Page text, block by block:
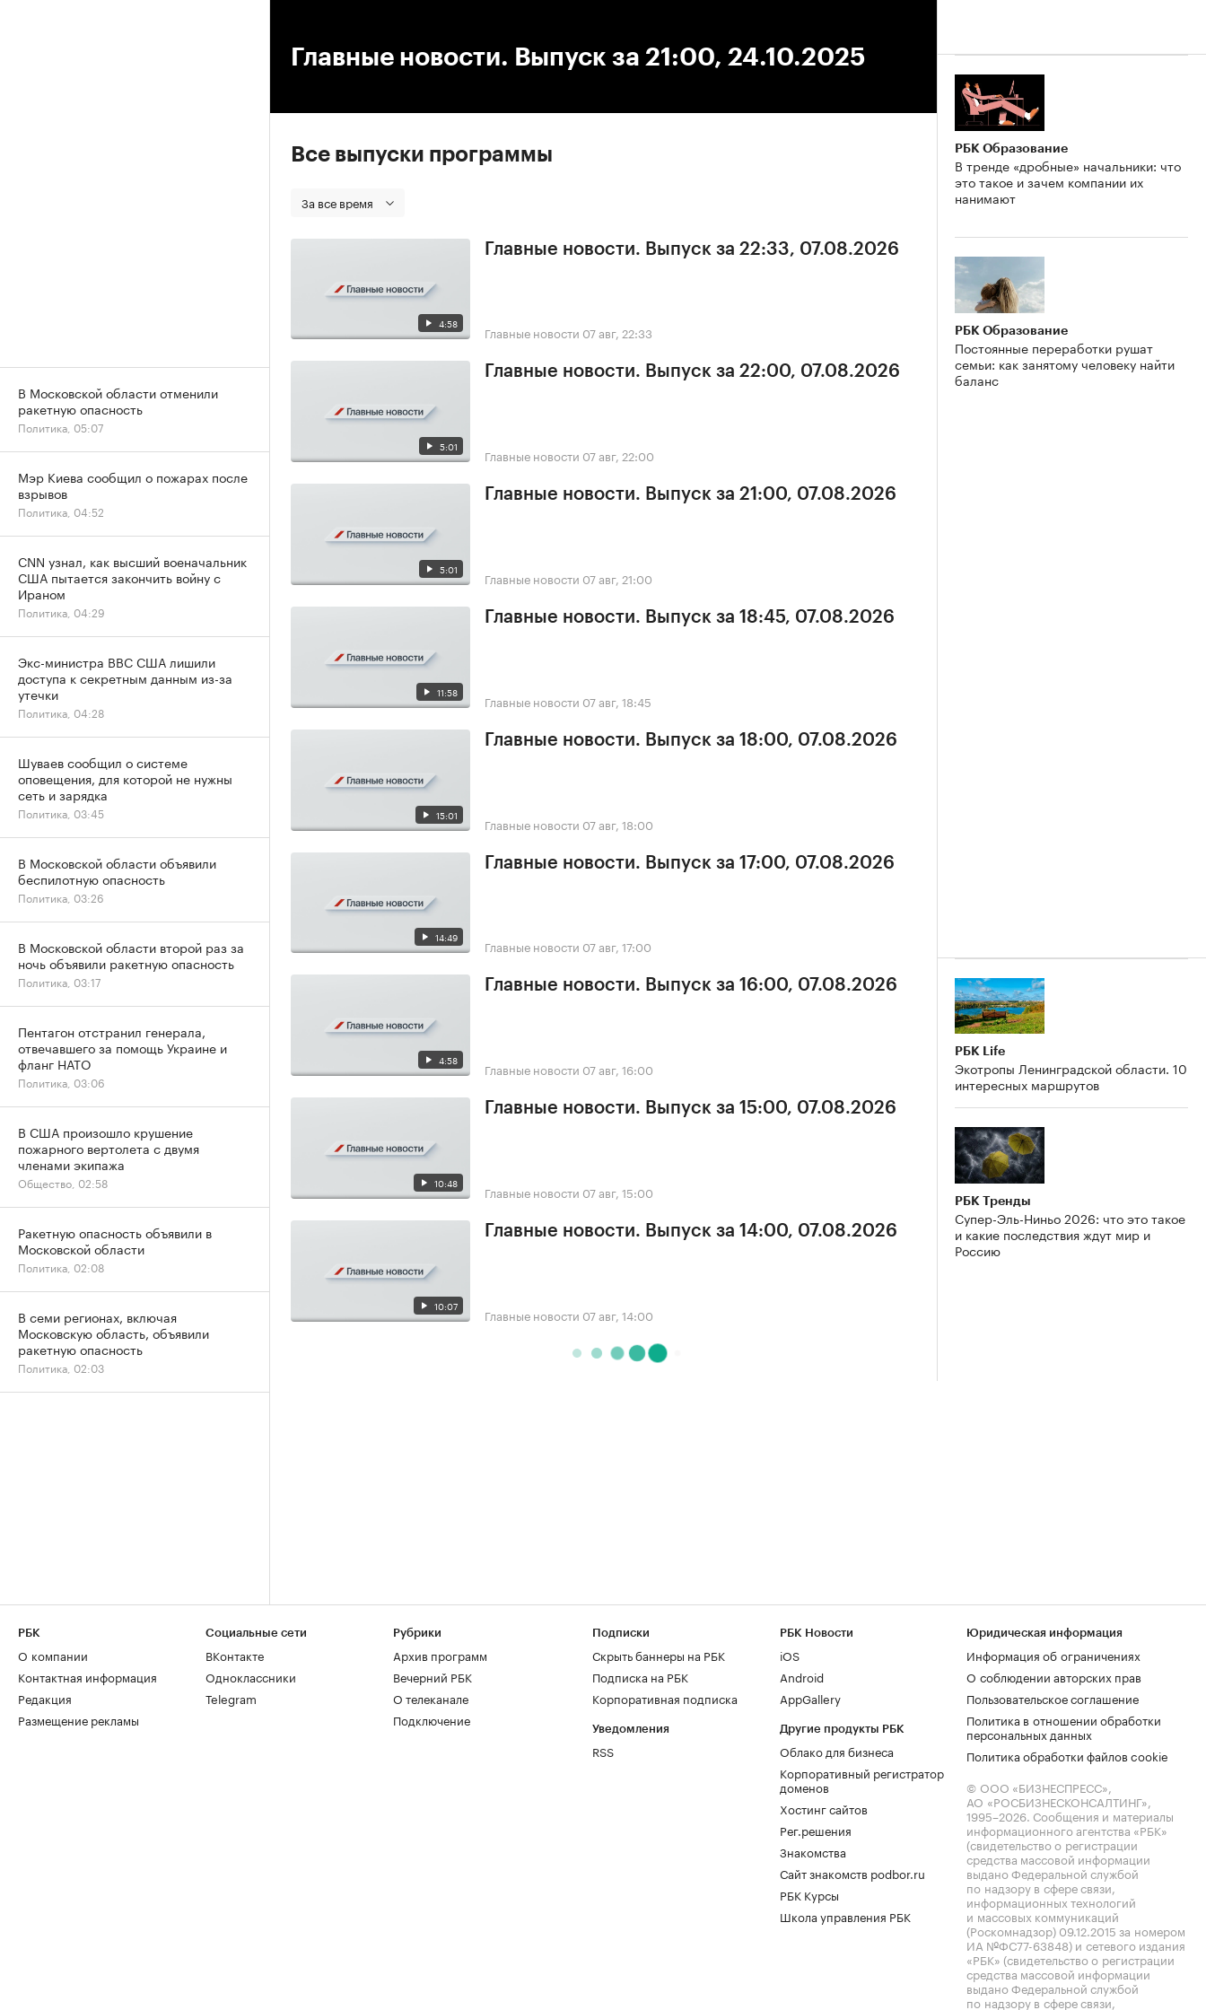
Главные новости. Выпуск за 21:00, 24.10.2025
Все выпуски программы
За все время
4:58
Главные новости. Выпуск за 22:33, 07.08.2026
Главные новости 07 авг, 22:33
5:01
Главные новости. Выпуск за 22:00, 07.08.2026
Главные новости 07 авг, 22:00
5:01
Главные новости. Выпуск за 21:00, 07.08.2026
Главные новости 07 авг, 21:00
11:58
Главные новости. Выпуск за 18:45, 07.08.2026
Главные новости 07 авг, 18:45
15:01
Главные новости. Выпуск за 18:00, 07.08.2026
Главные новости 07 авг, 18:00
14:49
Главные новости. Выпуск за 17:00, 07.08.2026
Главные новости 07 авг, 17:00
4:58
Главные новости. Выпуск за 16:00, 07.08.2026
Главные новости 07 авг, 16:00
10:48
Главные новости. Выпуск за 15:00, 07.08.2026
Главные новости 07 авг, 15:00
10:07
Главные новости. Выпуск за 14:00, 07.08.2026
Главные новости 07 авг, 14:00
РБК Образование
В тренде «дробные» начальники: что
это такое и зачем компании их
нанимают
РБК Образование
Постоянные переработки рушат
семьи: как занятому человеку найти
баланс
РБК Life
Экотропы Ленинградской области. 10
интересных маршрутов
РБК Тренды
Супер-Эль-Ниньо 2026: что это такое
и какие последствия ждут мир и
Россию
В Московской области отменили
ракетную опасность
Политика, 05:07
Мэр Киева сообщил о пожарах после
взрывов
Политика, 04:52
CNN узнал, как высший военачальник
США пытается закончить войну с
Ираном
Политика, 04:29
Экс-министра ВВС США лишили
доступа к секретным данным из-за
утечки
Политика, 04:28
Шуваев сообщил о системе
оповещения, для которой не нужны
сеть и зарядка
Политика, 03:45
В Московской области объявили
беспилотную опасность
Политика, 03:26
В Московской области второй раз за
ночь объявили ракетную опасность
Политика, 03:17
Пентагон отстранил генерала,
отвечавшего за помощь Украине и
фланг НАТО
Политика, 03:06
В США произошло крушение
пожарного вертолета с двумя
членами экипажа
Общество, 02:58
Ракетную опасность объявили в
Московской области
Политика, 02:08
В семи регионах, включая
Московскую область, объявили
ракетную опасность
Политика, 02:03
РБК
О компании
Контактная информация
Редакция
Размещение рекламы
Социальные сети
ВКонтакте
Одноклассники
Telegram
Рубрики
Архив программ
Вечерний РБК
О телеканале
Подключение
Подписки
Скрыть баннеры на РБК
Подписка на РБК
Корпоративная подписка
Уведомления
RSS
РБК Новости
iOS
Android
AppGallery
Другие продукты РБК
Облако для бизнеса
Корпоративный регистратор
доменов
Хостинг сайтов
Рег.решения
Знакомства
Сайт знакомств podbor.ru
РБК Курсы
Школа управления РБК
Юридическая информация
Информация об ограничениях
О соблюдении авторских прав
Пользовательское соглашение
Политика в отношении обработки
персональных данных
Политика обработки файлов cookie
© ООО «БИЗНЕСПРЕСС»,
АО «РОСБИЗНЕСКОНСАЛТИНГ»,
1995–2026. Сообщения и материалы
информационного агентства «РБК»
(свидетельство о регистрации
средства массовой информации
выдано Федеральной службой
по надзору в сфере связи,
информационных технологий
и массовых коммуникаций
(Роскомнадзор) 09.12.2015 за номером
ИА №ФС77-63848) и сетевого издания
«РБК» (свидетельство о регистрации
средства массовой информации
выдано Федеральной службой
по надзору в сфере связи,